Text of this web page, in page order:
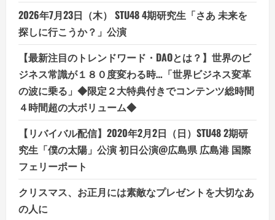
2026年7月23日（木） STU48 4期研究生「さあ 未来を
探しに行こうか？」公演
【最新注目のトレンドワード・DAOとは？】世界のビ
ジネス常識が１８０度変わる時…「世界ビジネス変革
の波に乗る」◆限定２大特典付きでコンテンツ総時間
４時間超の大ボリューム◆
【リバイバル配信】2020年2月2日（日）STU48 2期研
究生「僕の太陽」公演 初日公演@広島県 広島港 国際
フェリーポート
クリスマス、お正月には素敵なプレゼントを大切なあ
の人に